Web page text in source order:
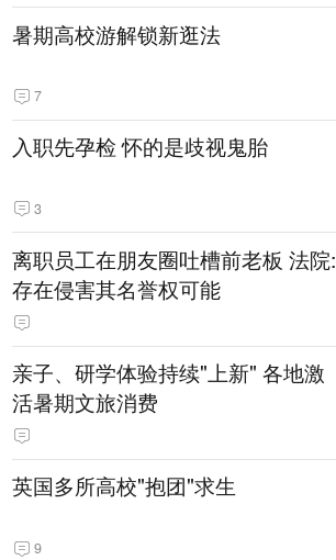
暑期高校游解锁新逛法
7
入职先孕检 怀的是歧视鬼胎
3
离职员工在朋友圈吐槽前老板 法院:
存在侵害其名誉权可能
亲子、研学体验持续"上新" 各地激
活暑期文旅消费
英国多所高校"抱团"求生
9